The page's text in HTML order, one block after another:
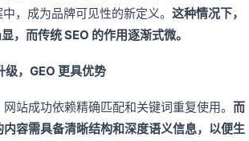
，成为品牌可见性的新定义。 这种情况下，
，而传统 SEO 的作用逐渐式微。
级，GEO 更具优势
站成功依赖精确匹配和关键词重复使用。 而
内容需具备清晰结构和深度语义信息，以便生